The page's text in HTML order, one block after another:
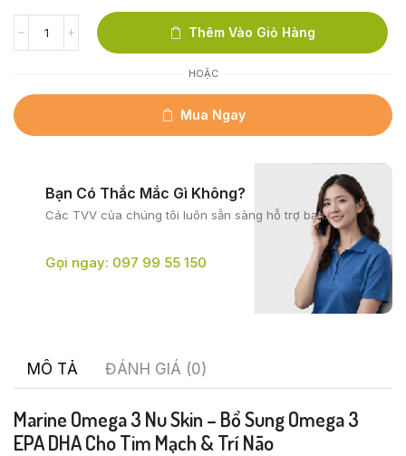
Thêm Vào Giỏ Hàng
HOẶC
Mua Ngay
Bạn Có Thắc Mắc Gì Không?
Các TVV của chúng tôi luôn sẵn sàng hỗ trợ bạn.
Gọi ngay: 097 99 55 150
MÔ TẢ ĐÁNH GIÁ (0)
Marine Omega 3 Nu Skin – Bổ Sung Omega 3
EPA DHA Cho Tim Mạch & Trí Não